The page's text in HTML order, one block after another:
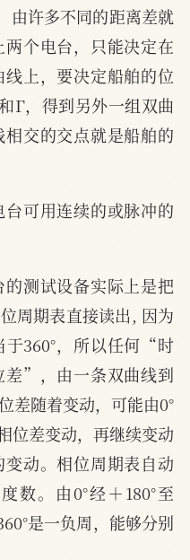
由许多不同的距离差就
个电台，只能决定在
上，要决定船舶的位
Γ，得到另外一组双曲
交的交点就是船舶的
可用连续的或脉冲的
测试设备实际上是把
周期表直接读出, 因为
于360°，所以任何“时
”，由一条双曲线到
差随着变动，可能由0°
位差变动，再继续变动
动。相位周期表自动
数。由0°经＋180°至
是一负周，能够分别